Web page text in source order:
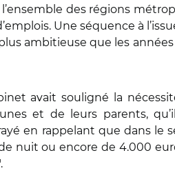
des régions
Une séquence à
ambitieuse que les
avait souligné la
et de leurs parents,
en rappelant que dans le
nuit ou encore de 4.000